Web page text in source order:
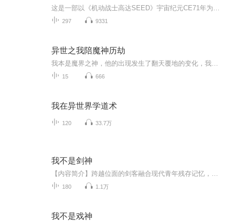
297 9331
异世之我陪魔神历劫
15 666
我在异世界学道术
120 33.7万
我不是剑神
180 1.1万
我不是戏神